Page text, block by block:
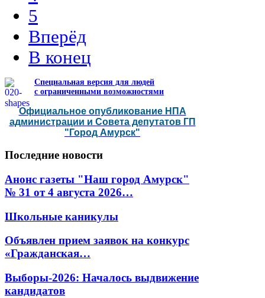
5
Вперёд
В конец
Специальная версия для людей
с ограниченными возможностями
Официальное опубликование НПА
администрации и Совета депутатов ГП
"Город Амурск"
Последние новости
Анонс газеты "Наш город Амурск"
№ 31 от 4 августа 2026…
Школьные каникулы
Объявлен прием заявок на конкурс
«Гражданская…
Выборы-2026: Началось выдвижение
кандидатов